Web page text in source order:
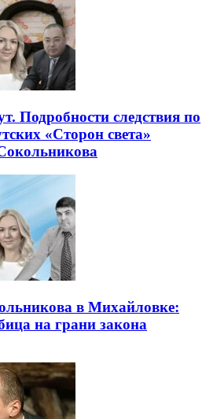
Подробности следствия по
«Сторон света»
в Михайловке:
на грани закона